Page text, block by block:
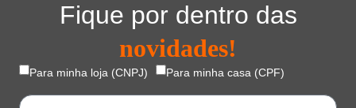
Fique por dentro das
novidades!
Para minha loja (CNPJ) Para minha casa (CPF)